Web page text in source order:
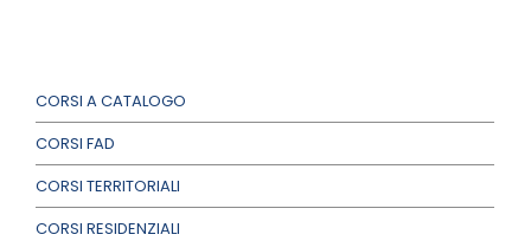
CORSI A CATALOGO
CORSI FAD
CORSI TERRITORIALI
CORSI RESIDENZIALI